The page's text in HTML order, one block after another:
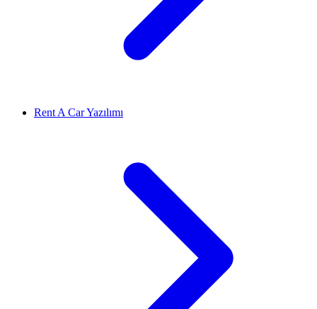
Rent A Car Yazılımı